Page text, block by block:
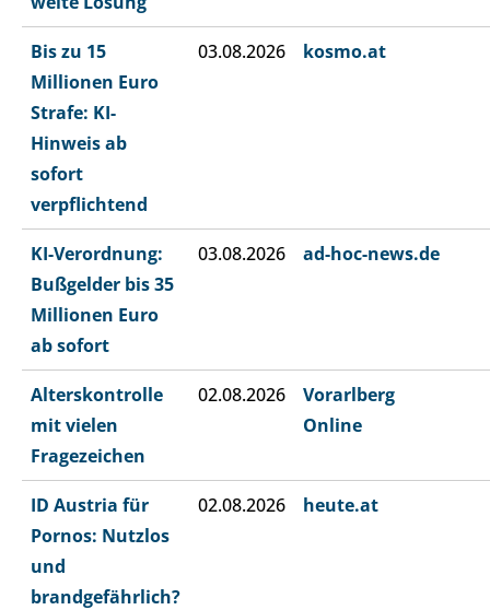
Bis zu 15
Millionen Euro
Strafe: KI-
Hinweis ab
sofort
verpflichtend
03.08.2026 kosmo.at
KI-Verordnung:
Bußgelder bis 35
Millionen Euro
ab sofort
03.08.2026 ad-hoc-news.de
Alterskontrolle
mit vielen
Fragezeichen
02.08.2026
Vorarlberg
Online
ID Austria für
Pornos: Nutzlos
und
brandgefährlich?
02.08.2026 heute.at